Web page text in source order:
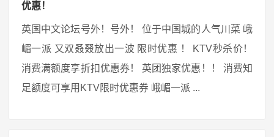
优惠！
英国中文论坛号外！号外！ 位于中国城的人气川菜 峨
嵋一派 又双叒叕放出一波 限时优惠 ！ KTV秒杀价！
消费满额度享折扣优惠券！ 英团独家优惠！！ 消费知
足额度可享用KTV限时优惠券 峨嵋一派 ...